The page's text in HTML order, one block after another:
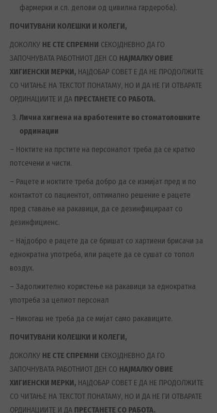
фармерки и сл. делови од цивилна гардероба).
ПОЧИТУВАНИ КОЛЕШКИ И КОЛЕГИ,
ДОКОЛКУ НЕ СТЕ СПРЕМНИ СЕКОЈДНЕВНО ДА ГО
ЗАПОЧНУВАТА РАБОТНИОТ ДЕН СО НАЈМАЛКУ ОВИЕ
ХИГИЕНСКИ МЕРКИ, НАЈДОБАР СОВЕТ Е ДА НЕ ПРОДОЛЖИТЕ
СО ЧИТАЊЕ НА ТЕКСТОТ ПОНАТАМУ, НО И ДА НЕ ГИ ОТВАРАТЕ
ОРДИНАЦИИТЕ И ДА ПРЕСТАНЕТЕ СО РАБОТА.
Лична хигиена на вработените во стоматолошките
ординации
– Ноктите на прстите на персоналот треба да се кратко
потсечени и чисти.
– Рацете и ноктите треба добро да се измијат пред и по
контактот со пациентот, оптимално решение е рацете
пред ставање на ракавици, да се дезинфицираат со
дезинфициенс.
– Најдобро е рацете да се бришат со хартиени брисачи за
еднократна употреба, или рацете да се сушат со топол
воздух.
– Задолжително користење на ракавици за еднократна
употреба за целиот персонал
– Никогаш не треба да се мијат само ракавиците.
ПОЧИТУВАНИ КОЛЕШКИ И КОЛЕГИ,
ДОКОЛКУ НЕ СТЕ СПРЕМНИ СЕКОЈДНЕВНО ДА ГО
ЗАПОЧНУВАТА РАБОТНИОТ ДЕН СО НАЈМАЛКУ ОВИЕ
ХИГИЕНСКИ МЕРКИ, НАЈДОБАР СОВЕТ Е ДА НЕ ПРОДОЛЖИТЕ
СО ЧИТАЊЕ НА ТЕКСТОТ ПОНАТАМУ, НО И ДА НЕ ГИ ОТВАРАТЕ
ОРДИНАЦИИТЕ И ДА ПРЕСТАНЕТЕ СО РАБОТА.